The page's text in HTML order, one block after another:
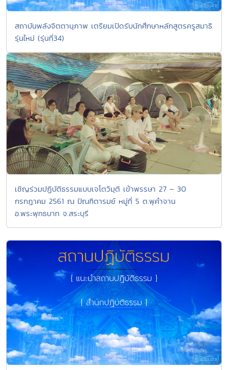
สถาบันพลังจิตตานุภาพ เตรียมเปิดรับนักศึกษาหลักสูตรครูสมาธิ
รุ่นใหม่ (รุ่นที่34)
เชิญร่วมปฏิบัติธรรมแบบเจโตวิมุติ เข้าพรรษา 27 – 30
กรกฎาคม 2561 ณ ปัณฑิตารมย์ หมู่ที่ 5 ต.พุคำจาน
อ.พระพุทธบาท จ.สระบุรี